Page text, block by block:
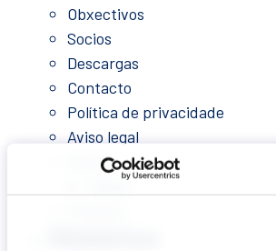
Obxectivos
Socios
Descargas
Contacto
Política de privacidade
Aviso legal
Novas
Videos